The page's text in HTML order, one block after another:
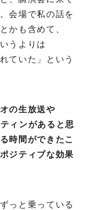
会場で私の話を
かも含めて、
うよりは
ていた」という
の生放送や
ィンがあると思
時間ができたこ
ジティブな効果
っと乗っている